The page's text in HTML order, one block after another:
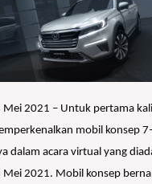
Mei 2021 – Untuk pertama
mobil konsep
dalam acara virtual yang
Mei 2021. Mobil konsep